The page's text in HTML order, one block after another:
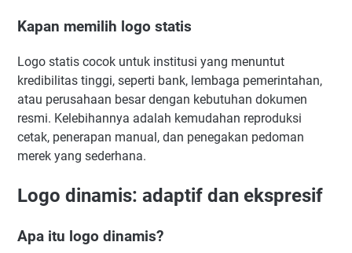
Kapan memilih logo statis
Logo statis cocok untuk institusi yang menuntut
kredibilitas tinggi, seperti bank, lembaga pemerintahan,
atau perusahaan besar dengan kebutuhan dokumen
resmi. Kelebihannya adalah kemudahan reproduksi
cetak, penerapan manual, dan penegakan pedoman
merek yang sederhana.
Logo dinamis: adaptif dan ekspresif
Apa itu logo dinamis?